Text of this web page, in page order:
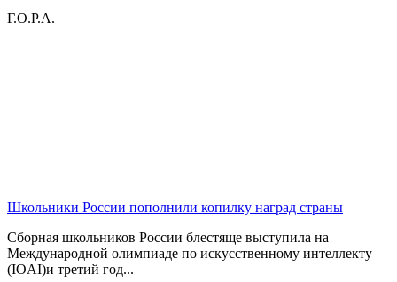
Г.О.Р.А.
Школьники России пополнили копилку наград страны
Сборная школьников России блестяще выступила на
Международной олимпиаде по искусственному интеллекту
(IOAI)и третий год...